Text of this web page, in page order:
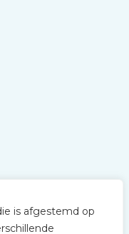
is afgestemd op